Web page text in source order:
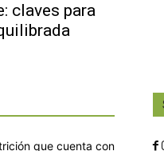
claves para
que cuenta con